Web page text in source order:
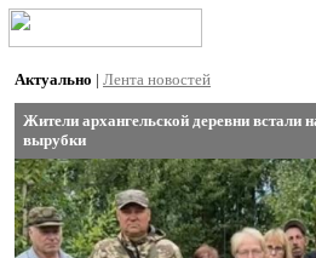
Актуально | Лента новостей
Жители архангельской деревни встали
вырубки